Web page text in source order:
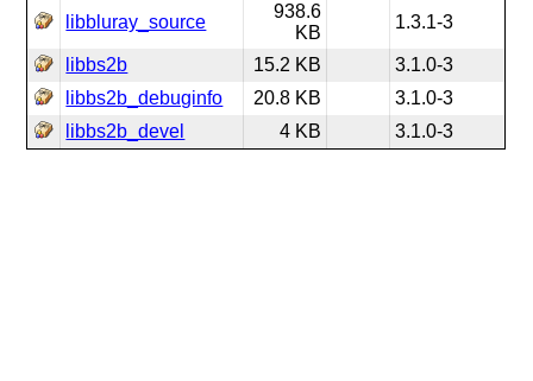
libbluray_source
938.6
KB
1.3.1-3
libbs2b 15.2 KB
3.1.0-3
libbs2b_debuginfo
20.8 KB
3.1.0-3
libbs2b_devel
4 KB 3.1.0-3